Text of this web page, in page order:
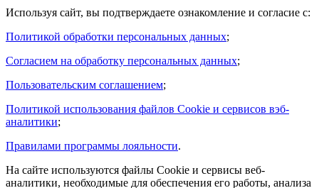
Используя сайт, вы подтверждаете ознакомление и согласие с:
Политикой обработки персональных данных;
Согласием на обработку персональных данных;
Пользовательским соглашением;
Политикой использования файлов Cookie и сервисов вэб-
аналитики;
Правилами программы лояльности.
На сайте используются файлы Cookie и сервисы веб-
аналитики, необходимые для обеспечения его работы, анализа